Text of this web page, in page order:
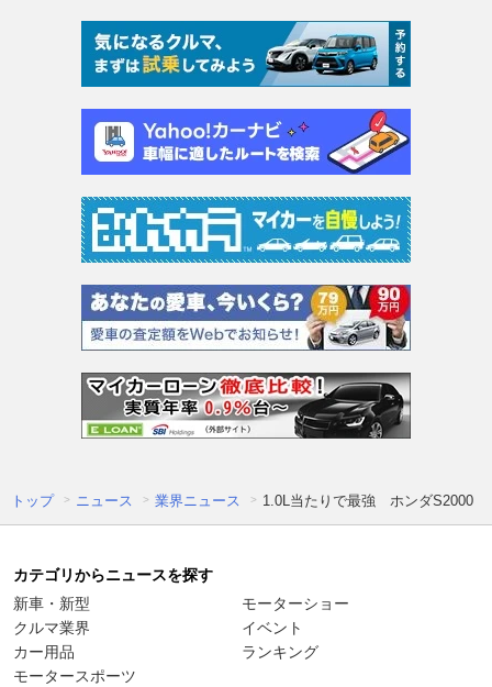
トップ ニュース 業界ニュース 1.0L当たりで最強 ホンダS2000
カテゴリからニュースを探す
新車・新型
クルマ業界
カー用品
モータースポーツ
モーターショー
イベント
ランキング